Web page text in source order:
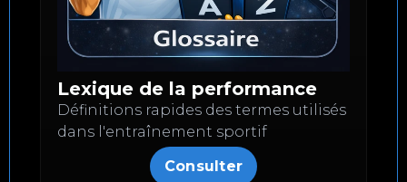
Lexique de la performance
Définitions rapides des termes utilisés
dans l'entraînement sportif
Consulter